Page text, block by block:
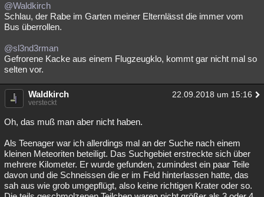
@Waldkirch
Schlau, der Rabe im Garten meiner Elternlässt die immer vom
Bus überrollen.
@sl3nd3rman
Gefrorene Kacke aus einem Flugzeugklo, kommt gar nicht mal so
selten vor.
Waldkirch 22.09.2018 um 15:16
versteckt
Oh, das muß man aber nicht haben.
Als Teenager war ich allerdings mal an der Suche nach einem
kleinen Meteoriten beteiligt. Das Suchgebiet erstreckte sich über
mehrere Kilometer. Er wurde gefunden, zumindest ein paar Teile
davon und die Schneissen die er im Feld hinterlassen hatte, das
sah aus wie grob umgepflügt, also keine richtigen Krater oder so.